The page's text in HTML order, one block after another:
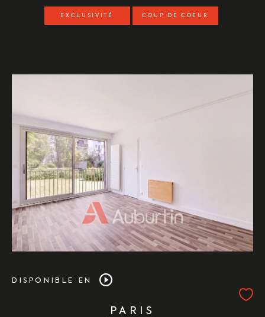
EXCLUSIVITÉ COUP DE COEUR
DISPONIBLE EN
PARIS